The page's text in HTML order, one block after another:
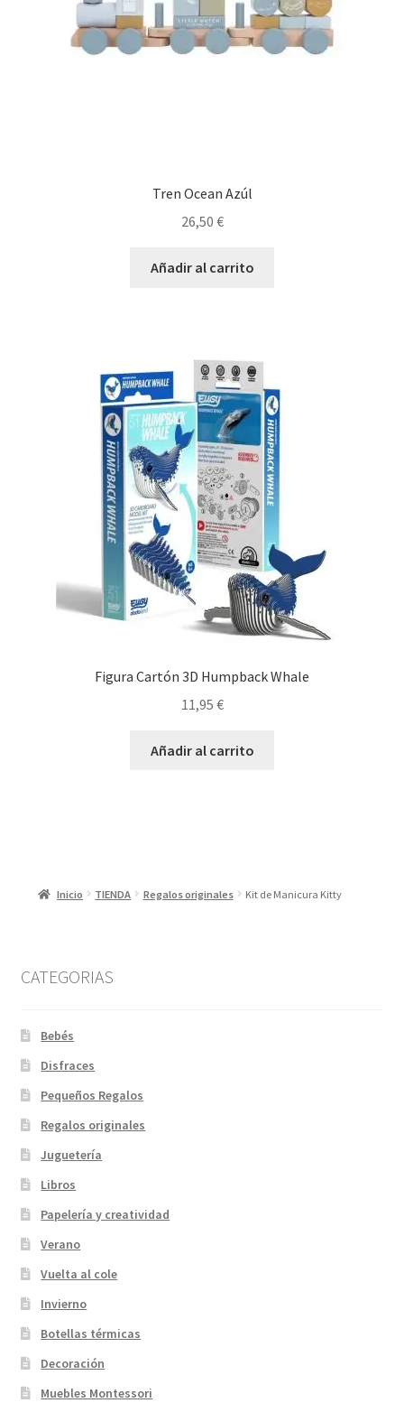
Tren Ocean Azúl
26,50 €
Añadir al carrito
Figura Cartón 3D Humpback Whale
11,95 €
Añadir al carrito
Inicio TIENDA Regalos originales Kit de Manicura Kitty
CATEGORIAS
Bebés
Disfraces
Pequeños Regalos
Regalos originales
Juguetería
Libros
Papelería y creatividad
Verano
Vuelta al cole
Invierno
Botellas térmicas
Decoración
Muebles Montessori